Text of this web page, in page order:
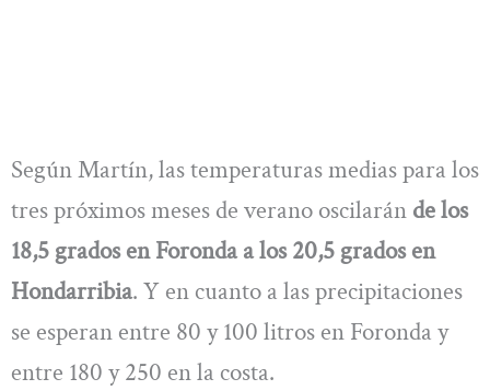
Según Martín, las temperaturas medias para los
tres próximos meses de verano oscilarán de los
18,5 grados en Foronda a los 20,5 grados en
Hondarribia. Y en cuanto a las precipitaciones
se esperan entre 80 y 100 litros en Foronda y
entre 180 y 250 en la costa.